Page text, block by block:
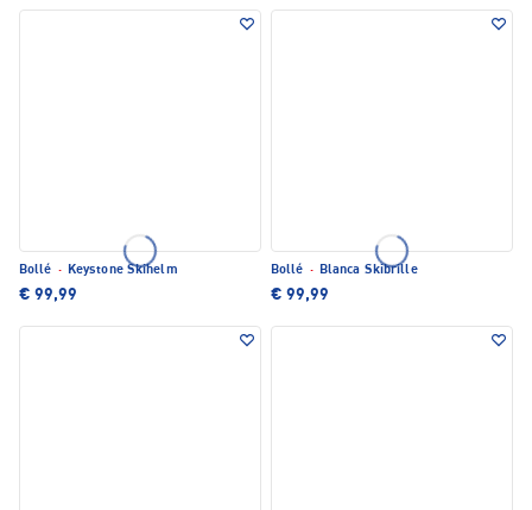
Bollé · Keystone Skihelm
€ 99,99
Bollé · Blanca Skibrille
€ 99,99